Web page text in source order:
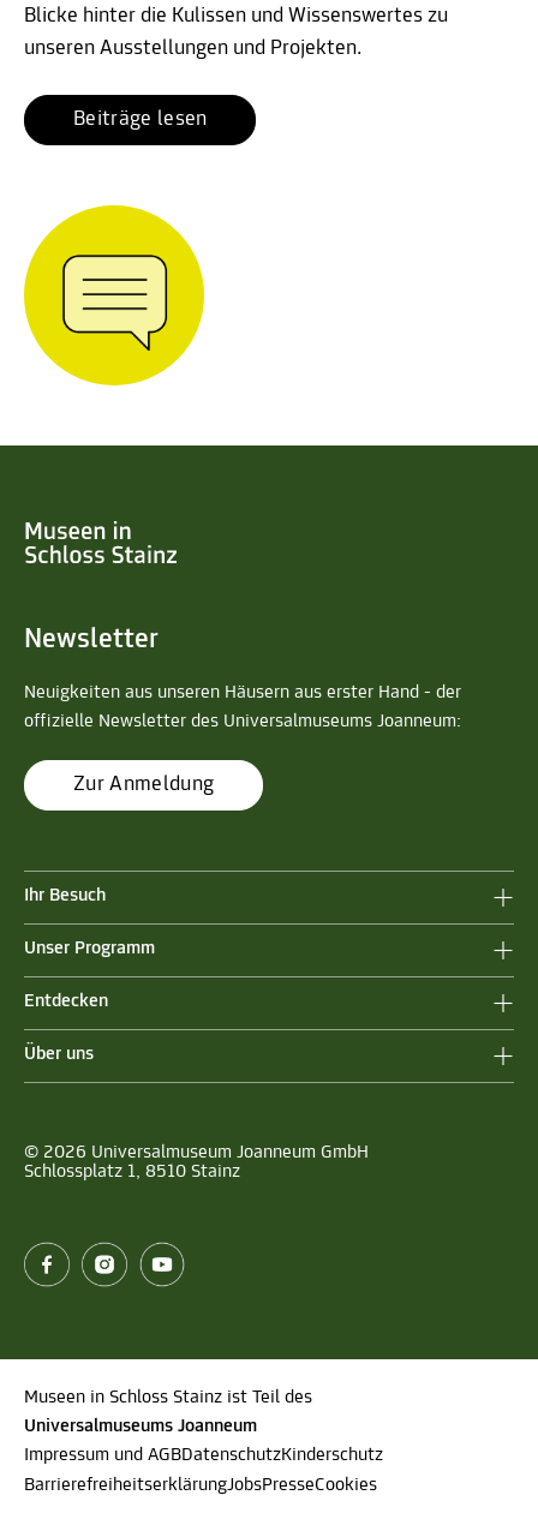
Blicke hinter die Kulissen und Wissenswertes zu
unseren Ausstellungen und Projekten.
Beiträge lesen
Newsletter
Neuigkeiten aus unseren Häusern aus erster Hand - der
offizielle Newsletter des Universalmuseums Joanneum:
Zur Anmeldung
Ihr Besuch
Unser Programm
Entdecken
Über uns
© 2026 Universalmuseum Joanneum GmbH
Schlossplatz 1, 8510 Stainz
Museen in Schloss Stainz ist Teil des
Universalmuseums Joanneum
Impressum und AGBDatenschutzKinderschutz
BarrierefreiheitserklärungJobsPresseCookies